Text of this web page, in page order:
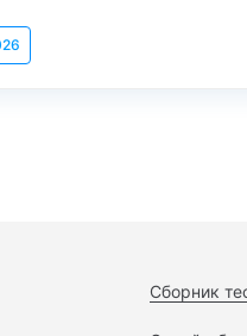
Сборник